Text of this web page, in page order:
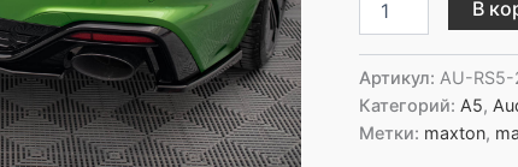
товара
Design
Задний
сплиттер
Audi
В
Артикул: AU-RS5-
Категорий: A5,
Метки: maxton,